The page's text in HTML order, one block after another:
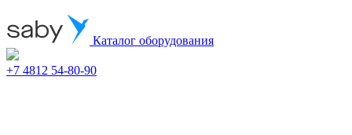
Каталог оборудования
+7 4812 54-80-90